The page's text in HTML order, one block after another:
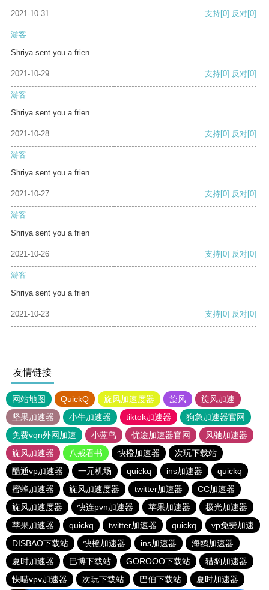
2021-10-31 支持[0] 反对[0]
游客
Shriya sent you a frien
2021-10-29 支持[0] 反对[0]
游客
Shriya sent you a frien
2021-10-28 支持[0] 反对[0]
游客
Shriya sent you a frien
2021-10-27 支持[0] 反对[0]
游客
Shriya sent you a frien
2021-10-26 支持[0] 反对[0]
游客
Shriya sent you a frien
2021-10-23 支持[0] 反对[0]
友情链接
网站地图 QuickQ 旋风加速度器 旋风
旋风加速
坚果加速器
小牛加速器 tiktok加速器
狗急加速器官网
免费vqn外网加速
小蓝鸟 优途加速器官网
风驰加速器
旋风加速器
八戒看书 快橙加速器
次玩下载站
酷通vp加速器
一元机场 quickq ins加速器
quickq
蜜蜂加速器
旋风加速度器 twitter加速器
CC加速器
旋风加速度器
快连pvn加速器 苹果加速器
极光加速器
苹果加速器
quickq twitter加速器 quickq
vp免费加速
DISBAO下载站
快橙加速器 ins加速器
海鸥加速器
夏时加速器
巴博下载站 GOROOO下载站
猎豹加速器
快喵vpv加速器
次玩下载站 巴伯下载站 夏时加速器